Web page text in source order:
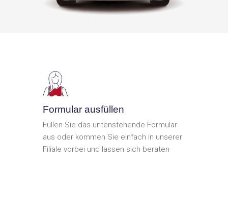
Formular ausfüllen
Füllen Sie das untenstehende Formular
aus oder kommen Sie einfach in unserer
Filiale vorbei und lassen sich beraten